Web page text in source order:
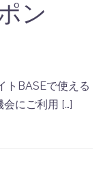
ン
トBASEで使える
にご利用 […]